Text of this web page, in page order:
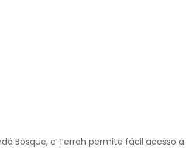
Bosque, o Terrah permite fácil acesso a: